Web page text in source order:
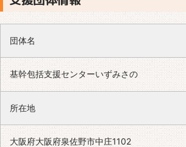
団体名
基幹包括支援センターいずみさの
所在地
大阪府大阪府泉佐野市中庄1102